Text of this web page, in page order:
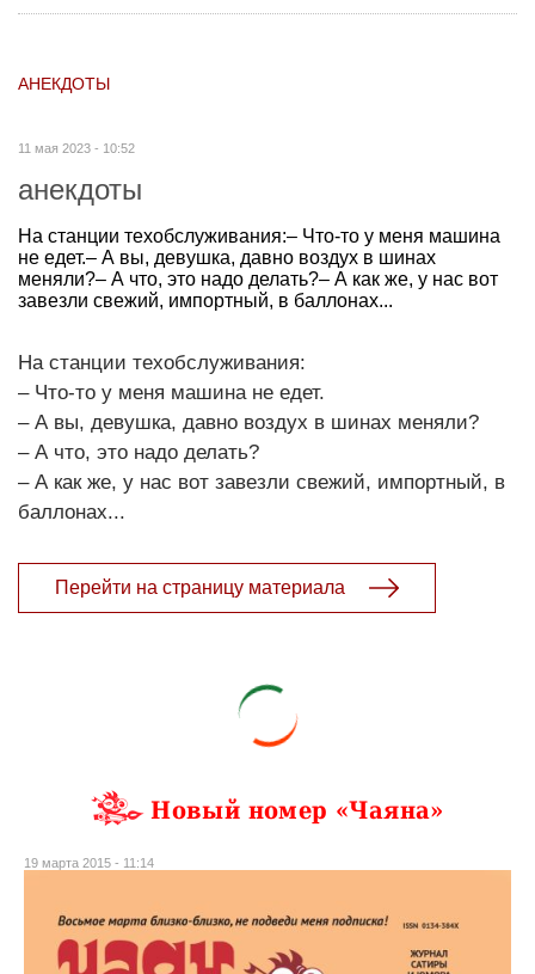
АНЕКДОТЫ
11 мая 2023 - 10:52
анекдоты
На станции техобслуживания:– Что-то у меня машина
не едет.– А вы, девушка, давно воздух в шинах
меняли?– А что, это надо делать?– А как же, у нас вот
завезли свежий, импортный, в баллонах...
На станции техобслуживания:
– Что-то у меня машина не едет.
– А вы, девушка, давно воздух в шинах меняли?
– А что, это надо делать?
– А как же, у нас вот завезли свежий, импортный, в
баллонах...
Перейти на страницу материала
Новый номер «Чаяна»
19 марта 2015 - 11:14